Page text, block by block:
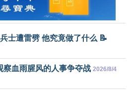
士遭雷劈 他究竟做了什么 📝
察血雨腥风的人事争夺战 2026/8/4